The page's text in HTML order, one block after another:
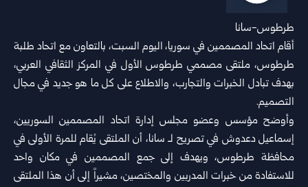
طرطوس-سانا‏
أقام اتحاد المصممين في سوريا، اليوم السبت، بالتعاون مع اتحاد طلبة
‏طرطوس، ملتقى مصممي طرطوس الأول في المركز الثقافي العربي،
بهدف ‏تبادل الخبرات والتجارب، والاطلاع على كل ما هو جديد في مجال
التصميم. ‏
وأوضح مؤسس وعضو مجلس إدارة اتحاد المصممين السوريين،
إسماعيل ‏دعدوش في تصريح لـ سانا، أن الملتقى يُقام للمرة الأولى في
محافظة ‏ طرطوس، ويهدف إلى جمع المصممين في مكان واحد
للاستفادة من خبرات ‏المدربين والمختصين، مشيراً إلى أن هذا الملتقى